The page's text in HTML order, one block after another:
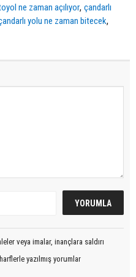
ne zaman açılıyor, çandarlı
yolu ne zaman bitecek,
veya imalar, inançlara saldırı
yazılmış yorumlar